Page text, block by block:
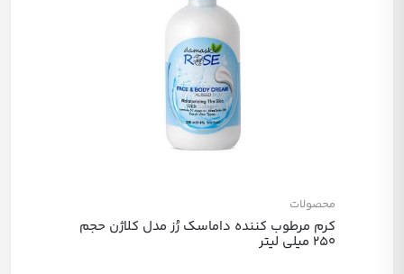
محصولات
کرم مرطوب کننده داماسک رُز مدل کلاژن حجم
250 میلی لیتر